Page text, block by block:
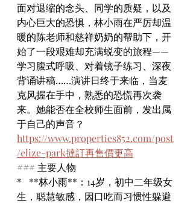
面对退缩的念头、同学的质疑，以及
内心巨大的恐惧，林小雨在严厉却温
暖的陈老师和慈祥奶奶的帮助下，开
始了一段艰难却充满蜕变的旅程——
学习腹式呼吸、对着镜子练习、深夜
背诵讲稿……演讲日终于来临，当麦
克风握在手中，熟悉的恐慌再次袭
来。她能否在全校师生面前，发出属
于自己的声音？
https://www.properties852.com/post
/elize-park撻訂再售價更高
### 主要人物
*   **林小雨**：14岁，初中二年级女
生，聪慧敏感，因口吃而习惯性躲避